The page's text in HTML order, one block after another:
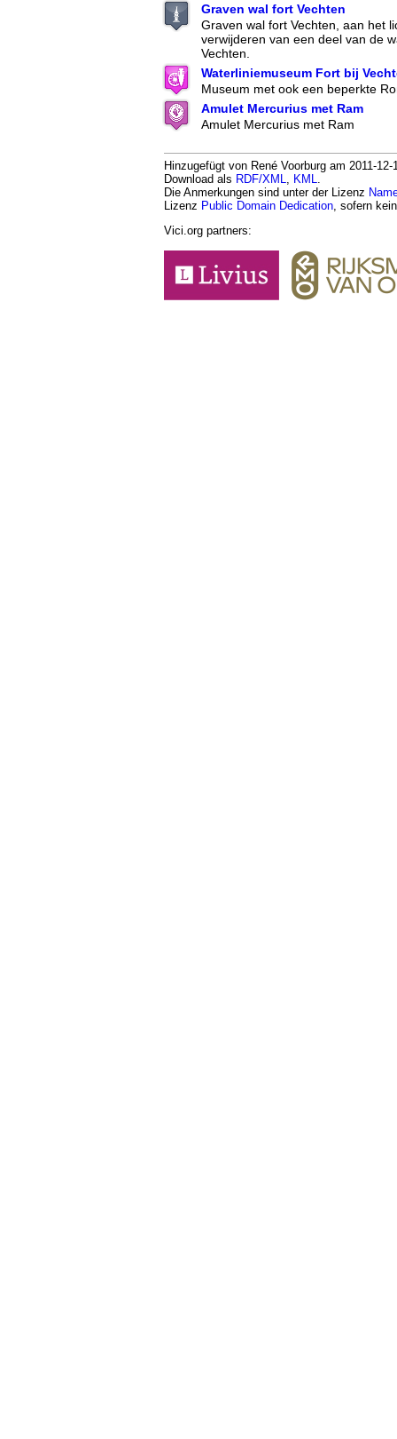
Graven wal fort Vechten
Graven wal fort Vechten, aan het
verwijderen van een deel van de
Vechten.
Waterliniemuseum Fort bij
Museum met ook een beperkte
Amulet Mercurius met Ram
Amulet Mercurius met Ram
Hinzugefügt von René Voorburg am 2011-
Download als RDF/XML, KML.
Die Anmerkungen sind unter der Lizenz
Lizenz Public Domain Dedication, sofern
Vici.org partners: